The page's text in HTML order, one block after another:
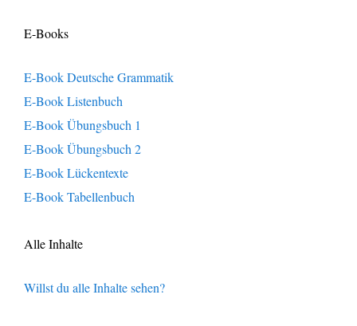
E-Books
E-Book Deutsche Grammatik
E-Book Listenbuch
E-Book Übungsbuch 1
E-Book Übungsbuch 2
E-Book Lückentexte
E-Book Tabellenbuch
Alle Inhalte
Willst du alle Inhalte sehen?